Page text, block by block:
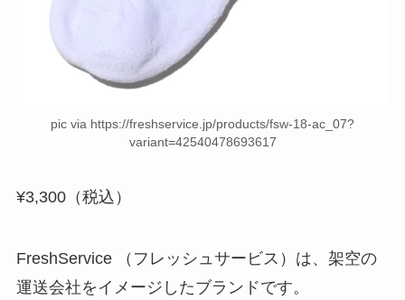
pic via https://freshservice.jp/products/fsw-18-ac_07?
variant=42540478693617
¥3,300（税込）
FreshService （フレッシュサービス）は、架空の
運送会社をイメージしたブランドです。